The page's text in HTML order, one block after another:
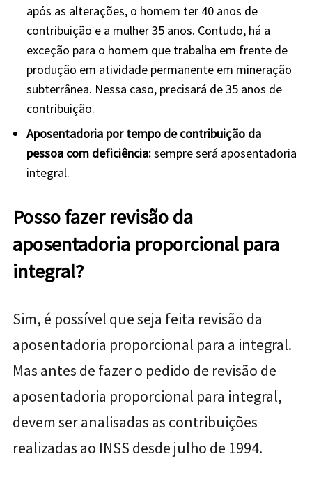
após as alterações, o homem ter 40 anos de
contribuição e a mulher 35 anos. Contudo, há a
exceção para o homem que trabalha em frente de
produção em atividade permanente em mineração
subterrânea. Nessa caso, precisará de 35 anos de
contribuição.
Aposentadoria por tempo de contribuição da
pessoa com deficiência:sempre será aposentadoria
integral.
Posso fazer revisão da
aposentadoria proporcional para
integral?
Sim, é possível que seja feita revisão da
aposentadoria proporcional para a integral.
Mas antes de fazer o pedido de revisão de
aposentadoria proporcional para integral,
devem ser analisadas as contribuições
realizadas ao INSS desde julho de 1994.